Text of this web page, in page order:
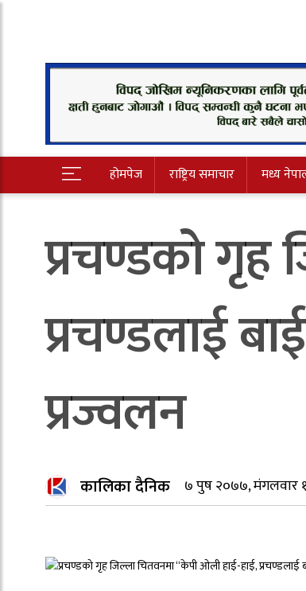
होमपेज राष्ट्रिय समाचार मध्य
प्रचण्डको गृह
प्रचण्डलाई
प्रज्वलन
कालिका दैनिक ७ पुष २०७७, मंगलवार